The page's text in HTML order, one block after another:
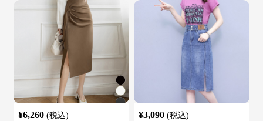
¥6,260 (税込) ¥3,090 (税込)